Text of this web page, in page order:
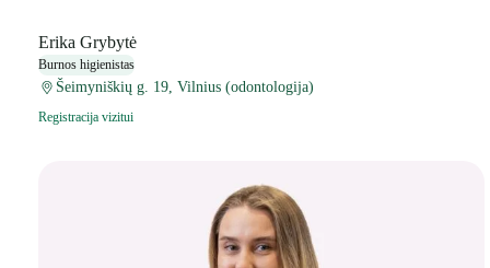
Erika Grybytė
Burnos higienistas
Šeimyniškių g. 19, Vilnius (odontologija)
Registracija vizitui